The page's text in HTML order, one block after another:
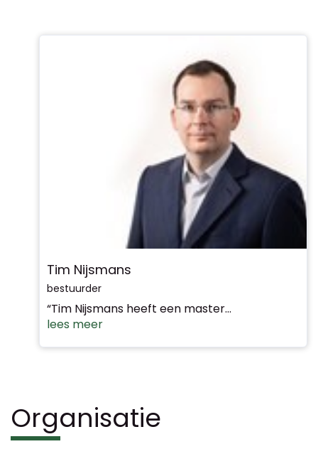
Tim Nijsmans
bestuurder
“Tim Nijsmans heeft een master...
lees meer
Organisatie